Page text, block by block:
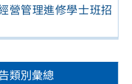
營管理進修學士班招
類別彙總